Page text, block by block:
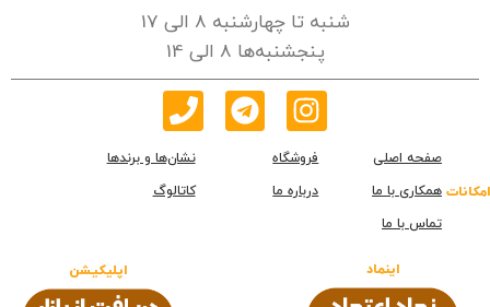
شنبه تا چهارشنبه 8 الی 17
پنجشنبه‌ها 8 الی 14
امکانات
صفحه اصلی فروشگاه
نشان‌ها و برندها
همکاری با ما
درباره ما
کاتالوگ
تماس با ما
اینماد اپلیکیشن